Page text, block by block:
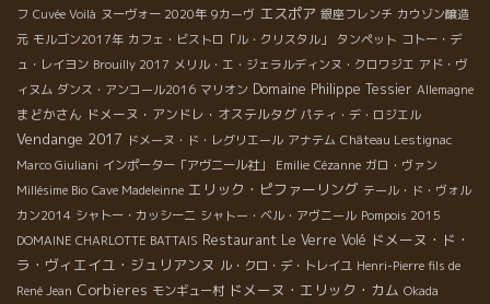
フ Cuvée Voilà ヌーヴォー 2020年 9カーヴ エスポア 銀座フレンチ カウゾン醸造
元 モルゴン2017年 カフェ・ビストロ「ル・クリスタル」 タンペット コトー・デ
ュ・レイヨン Brouilly 2017 メリル・エ・ジェラルディンヌ・クロワジエ アド・ヴ
ィヌム ダンス・アンコール2016 マリオン Domaine Philippe Tessier Allemagne
まどかさん ドメーヌ・アンドレ・オステルタグ パティ・デ・ロジエル
Vendange 2017 ドメーヌ・ド・レグリエール アナテム Château Lestignac
Marco Giuliani インポーター「アヴニール社」 Emilie Cézanne ガロ・ヴァン
Millésime Bio Cave Madeleinne エリック・ピファーリング テール・ド・ヴォル
カン2014 シャトー・カッシーニ シャトー・ベル・アヴニール Pompois 2015
DOMAINE CHARLOTTE BATTAIS Restaurant Le Verre Volé ドメーヌ・ド・
ラ・ヴィエイユ・ジュリアンヌ ル・クロ・デ・トレイユ Henri-Pierre fils de
René Jean Corbieres モンギュー村 ドメーヌ・エリック・カム Okada